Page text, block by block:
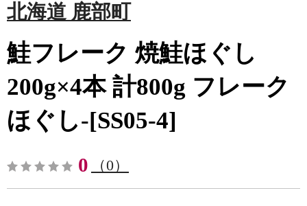
北海道 鹿部町
鮭フレーク 焼鮭ほぐし
200g×4本 計800g フレーク
ほぐし-[SS05-4]
0 （0）